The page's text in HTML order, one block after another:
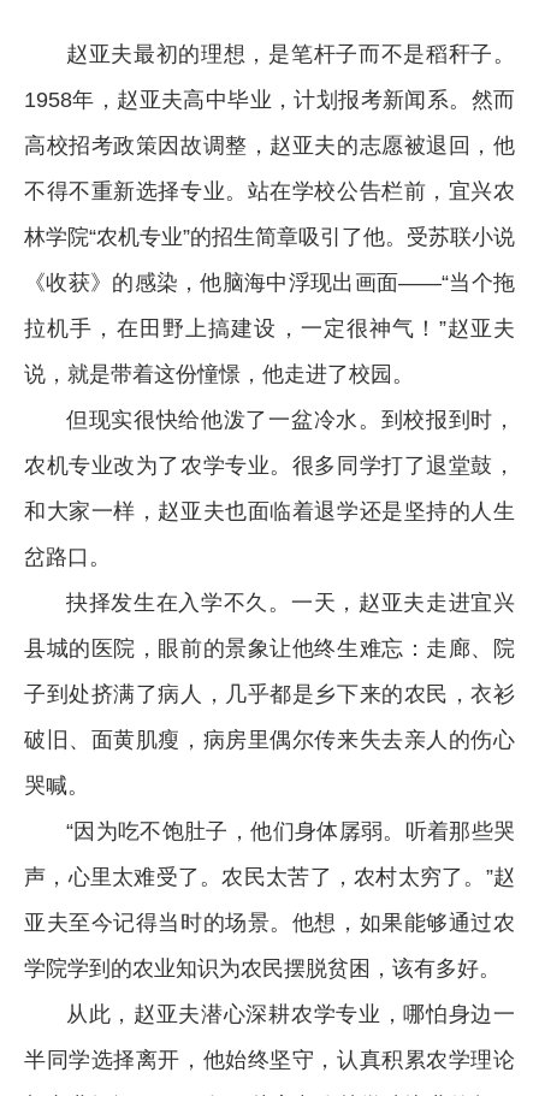
赵亚夫最初的理想，是笔杆子而不是稻秆子。
1958年，赵亚夫高中毕业，计划报考新闻系。然而
高校招考政策因故调整，赵亚夫的志愿被退回，他
不得不重新选择专业。站在学校公告栏前，宜兴农
林学院“农机专业”的招生简章吸引了他。受苏联小说
《收获》的感染，他脑海中浮现出画面——“当个拖
拉机手，在田野上搞建设，一定很神气！”赵亚夫
说，就是带着这份憧憬，他走进了校园。
但现实很快给他泼了一盆冷水。到校报到时，
农机专业改为了农学专业。很多同学打了退堂鼓，
和大家一样，赵亚夫也面临着退学还是坚持的人生
岔路口。
抉择发生在入学不久。一天，赵亚夫走进宜兴
县城的医院，眼前的景象让他终生难忘：走廊、院
子到处挤满了病人，几乎都是乡下来的农民，衣衫
破旧、面黄肌瘦，病房里偶尔传来失去亲人的伤心
哭喊。
“因为吃不饱肚子，他们身体孱弱。听着那些哭
声，心里太难受了。农民太苦了，农村太穷了。”赵
亚夫至今记得当时的场景。他想，如果能够通过农
学院学到的农业知识为农民摆脱贫困，该有多好。
从此，赵亚夫潜心深耕农学专业，哪怕身边一
半同学选择离开，他始终坚守，认真积累农学理论